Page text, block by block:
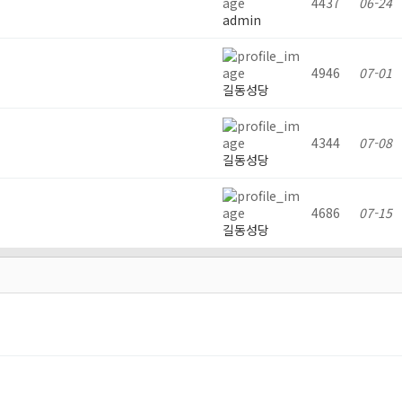
admin
길동성당
4946 07-01
길동성당
4344 07-08
길동성당
4686 07-15